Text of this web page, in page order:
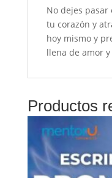
No dejes
tu corazón y
hoy mismo y
llena de amor
Productos